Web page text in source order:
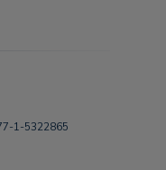
1-5322865